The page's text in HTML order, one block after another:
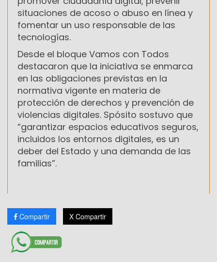
situaciones de acoso o abuso en línea y
fomentar un uso responsable de las
tecnologías.
Desde el bloque Vamos con Todos
destacaron que la iniciativa se enmarca
en las obligaciones previstas en la
normativa vigente en materia de
protección de derechos y prevención de
violencias digitales. Spósito sostuvo que
“garantizar espacios educativos seguros,
incluidos los entornos digitales, es un
deber del Estado y una demanda de las
familias”.
Compartir X Compartir